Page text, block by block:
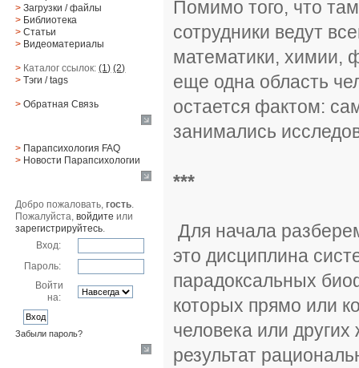
> Загрузки/файлы
> Библиотека
> Статьи
> Видеоматериалы
> Каталог ссылок:(1) (2)
> Тэги/ tags
> Обратная Cвязь
> Парапсихология FAQ
> Новости Парапсихологии
Добро пожаловать,гость.
Пожалуйста,войдите или
зарегистрируйтесь.
Вход:
Пароль:
Войти
на:
Забыли пароль?
Помимо того, что
сотрудники ведут
математики, химии,
еще одна область
остается фактом:
занимались
***
Для начала
это дисциплина
парадоксальных
которых прямо или
человека или
результат